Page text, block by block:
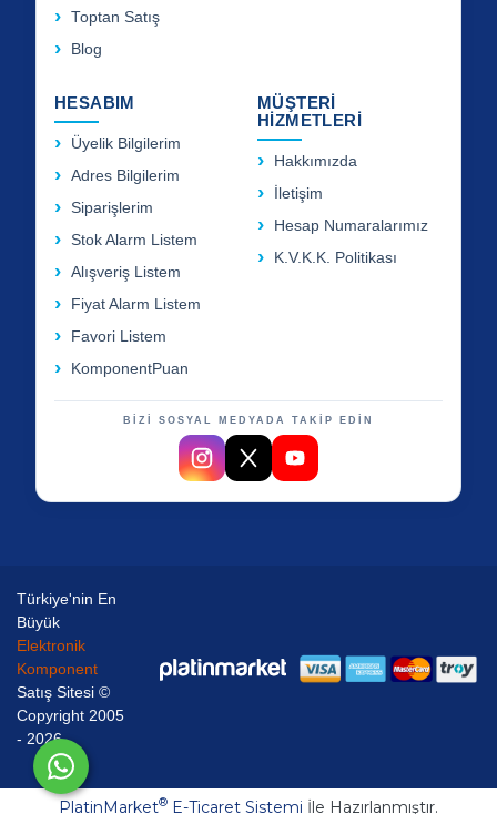
Toptan Satış
Blog
HESABIM
Üyelik Bilgilerim
Adres Bilgilerim
Siparişlerim
Stok Alarm Listem
Alışveriş Listem
Fiyat Alarm Listem
Favori Listem
KomponentPuan
MÜŞTERİ
HİZMETLERİ
Hakkımızda
İletişim
Hesap Numaralarımız
K.V.K.K. Politikası
BİZİ SOSYAL MEDYADA TAKİP EDİN
Türkiye'nin En
Büyük
Elektronik
Komponent
Satış Sitesi ©
Copyright 2005
- 2026
PlatinMarket® E-Ticaret Sistemi İle Hazırlanmıştır.